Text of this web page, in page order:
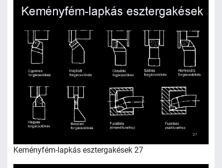
Keményfém-lapkás esztergakések 27